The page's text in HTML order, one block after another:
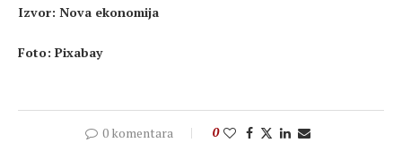
Izvor: Nova ekonomija
Foto: Pixabay
0 komentara 0